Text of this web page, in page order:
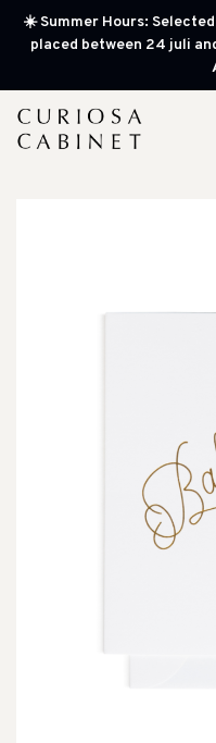
☀️ Summer Hours:
placed between 24 juli